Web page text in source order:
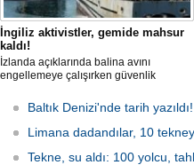
İngiliz aktivistler, gemide mahsur
kaldı!
İzlanda açıklarında balina avını
engellemeye çalışırken güvenlik
protesto gemisindeki 21 çevre aktivisti,
günlerdir gemiden çıkmalarına izin
verilmediğini ve temel haklarının ihlal
edildiğini öne sürdü. Mürettebatta iki
Britanyalı aktivist de bulunuyor.
Baltık Denizi'nde tarih yazıldı!
Limana dadandılar, 10
Tekne, su aldı: 100 yolcu,